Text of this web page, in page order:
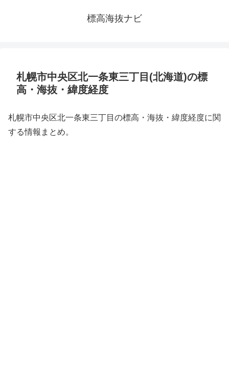
標高海抜ナビ
札幌市中央区北一条東三丁目(北海道)の標
高・海抜・緯度経度
札幌市中央区北一条東三丁目の標高・海抜・緯度経度に関
する情報まとめ。